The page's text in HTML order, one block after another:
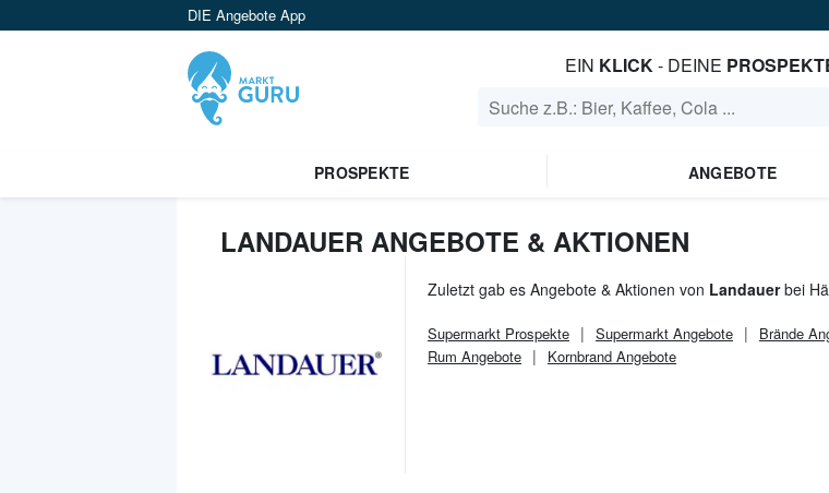
DIE Angebote App
EIN KLICK- DEINE
PROSPEKTE ANGEBOTE
LANDAUER ANGEBOTE & AKTIONEN
Zuletzt gab es Angebote & Aktionen von Landauerbei
Supermarkt Prospekte Supermarkt Angebote Brände
Rum Angebote
Kornbrand Angebote